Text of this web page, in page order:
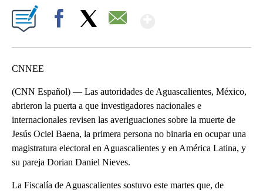
CNNEE
(CNN Español) — Las autoridades de Aguascalientes, México,
abrieron la puerta a que investigadores nacionales e
internacionales revisen las averiguaciones sobre la muerte de
Jesús Ociel Baena, la primera persona no binaria en ocupar una
magistratura electoral en Aguascalientes y en América Latina, y
su pareja Dorian Daniel Nieves.
La Fiscalía de Aguascalientes sostuvo este martes que, de